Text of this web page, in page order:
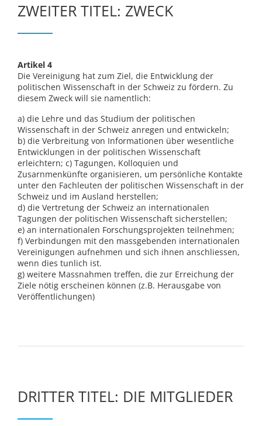
ZWEITER TITEL: ZWECK
Artikel 4
Die Vereinigung hat zum Ziel, die Entwicklung der
politischen Wissenschaft in der Schweiz zu fördern. Zu
diesem Zweck will sie namentlich:
a) die Lehre und das Studium der politischen
Wissenschaft in der Schweiz anregen und entwickeln;
b) die Verbreitung von Informationen über wesentliche
Entwicklungen in der politischen Wissenschaft
erleichtern; c) Tagungen, Kolloquien und
Zusarnmenkünfte organisieren, um persönliche Kontakte
unter den Fachleuten der politischen Wissenschaft in der
Schweiz und im Ausland herstellen;
d) die Vertretung der Schweiz an internationalen
Tagungen der politischen Wissenschaft sicherstellen;
e) an internationalen Forschungsprojekten teilnehmen;
f) Verbindungen mit den massgebenden internationalen
Vereinigungen aufnehmen und sich ihnen anschliessen,
wenn dies tunlich ist.
g) weitere Massnahmen treffen, die zur Erreichung der
Ziele nötig erscheinen können (z.B. Herausgabe von
Veröffentlichungen)
DRITTER TITEL: DIE MITGLIEDER